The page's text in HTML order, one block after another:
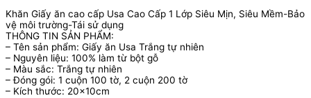
Khăn Giấy ăn cao cấp Usa Cao Cấp 1 Lớp Siêu Mịn, Siêu Mềm-Bảo
vệ môi trường-Tái sử dụng
THÔNG TIN SẢN PHẨM:
– Tên sản phẩm: Giấy ăn Usa Trắng tự nhiên
– Nguyên liệu: 100% làm từ bột gỗ
– Màu sắc: Trắng tự nhiên
– Đóng gói: 1 cuộn 100 tờ, 2 cuộn 200 tờ
– Kích thước: 20x10cm